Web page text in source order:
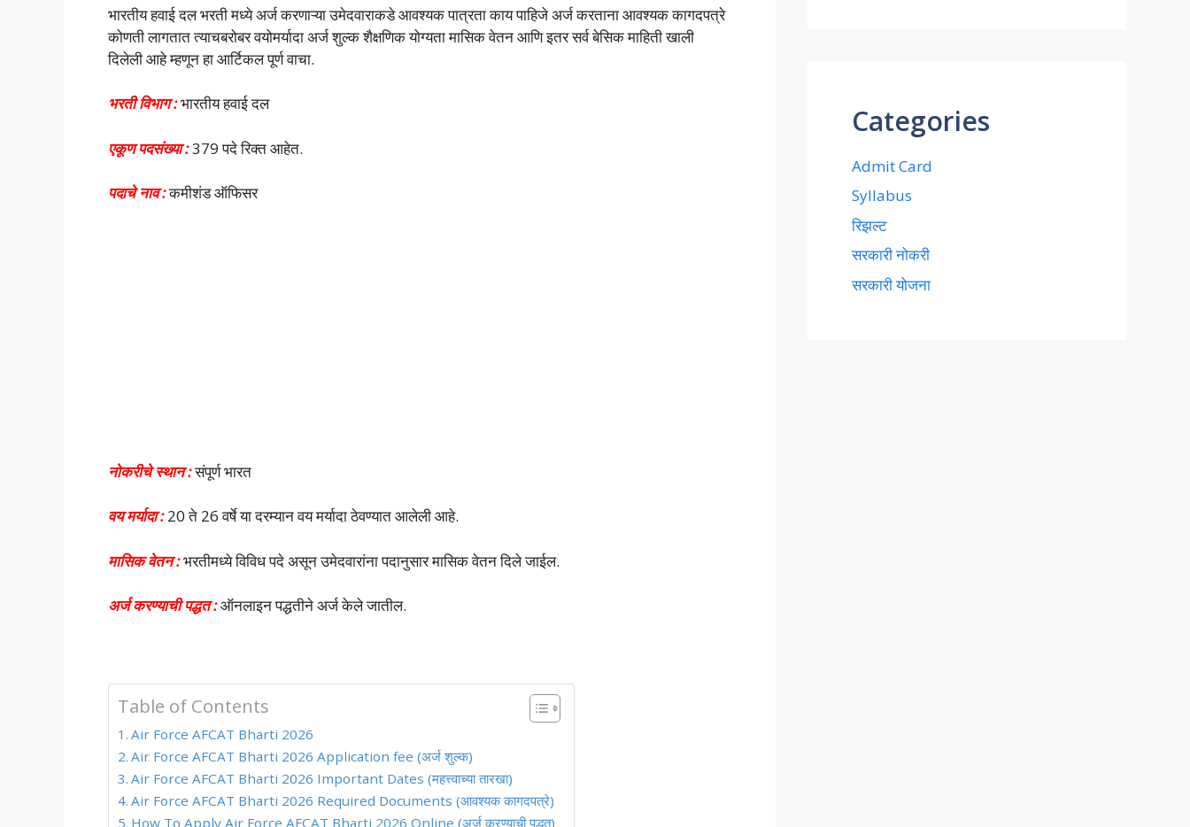
भारतीय हवाई दल भरती मध्ये अर्ज करणाऱ्या उमेदवाराकडे आवश्यक पात्रता काय पाहिजे अर्ज करताना आवश्यक कागदपत्रे
कोणती लागतात त्याचबरोबर वयोमर्यादा अर्ज शुल्क शैक्षणिक योग्यता मासिक वेतन आणि इतर सर्व बेसिक माहिती खाली
दिलेली आहे म्हणून हा आर्टिकल पूर्ण वाचा.
भरती विभाग :भारतीय हवाई दल
एकूण पदसंख्या :379 पदे रिक्त आहेत.
पदाचे नाव :कमीशंड ऑफिसर
नोकरीचे स्थान :संपूर्ण भारत
वय मर्यादा :20 ते 26 वर्षे या दरम्यान वय मर्यादा ठेवण्यात आलेली आहे.
मासिक वेतन :भरतीमध्ये विविध पदे असून उमेदवारांना पदानुसार मासिक वेतन दिले जाईल.
अर्ज करण्याची पद्धत :ऑनलाइन पद्धतीने अर्ज केले जातील.
Table of Contents
Air Force AFCAT Bharti 2026
Air Force AFCAT Bharti 2026 Application fee (अर्ज शुल्क)
Air Force AFCAT Bharti 2026 Important Dates (महत्त्वाच्या तारखा)
Air Force AFCAT Bharti 2026 Required Documents (आवश्यक कागदपत्रे)
How To Apply Air Force AFCAT Bharti 2026 Online (अर्ज करण्याची पद्धत)
Categories
Admit Card
Syllabus
रिझल्ट
सरकारी नोकरी
सरकारी योजना